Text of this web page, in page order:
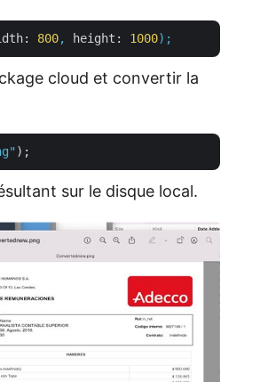
800, height: 1000);
cloud et convertir la
sur le disque local.